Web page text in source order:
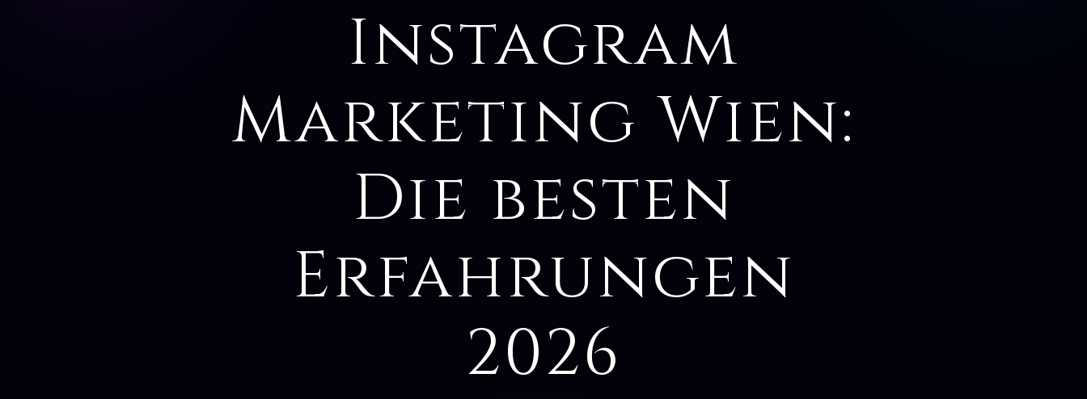
Instagram
Marketing Wien:
Die besten
Erfahrungen
2026